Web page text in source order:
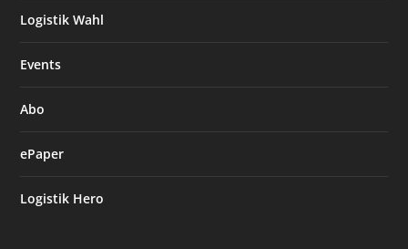
Logistik Wahl
Events
Abo
ePaper
Logistik Hero